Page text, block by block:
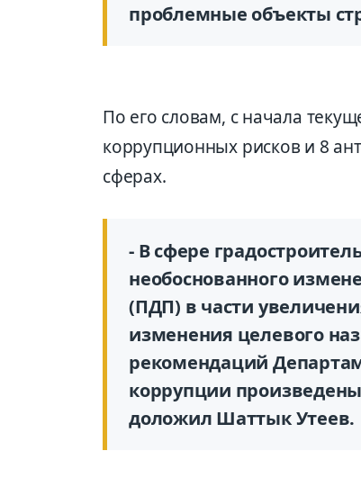
проблемные объекты
По его словам, с начала
коррупционных рисков и 8
сферах.
- В сфере
необоснованного
(ПДП) в части
изменения целевого
рекомендаций
коррупции
доложил Шаттык Утеев.